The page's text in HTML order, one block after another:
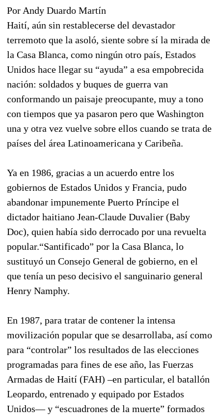
Por Andy Duardo Martín
Haití, aún sin restablecerse del devastador
terremoto que la asoló, siente sobre sí la mirada de
la Casa Blanca, como ningún otro país, Estados
Unidos hace llegar su “ayuda” a esa empobrecida
nación: soldados y buques de guerra van
conformando un paisaje preocupante, muy a tono
con tiempos que ya pasaron pero que Washington
una y otra vez vuelve sobre ellos cuando se trata de
países del área Latinoamericana y Caribeña.
Ya en 1986, gracias a un acuerdo entre los
gobiernos de Estados Unidos y Francia, pudo
abandonar impunemente Puerto Príncipe el
dictador haitiano Jean-Claude Duvalier (Baby
Doc), quien había sido derrocado por una revuelta
popular.“Santificado” por la Casa Blanca, lo
sustituyó un Consejo General de gobierno, en el
que tenía un peso decisivo el sanguinario general
Henry Namphy.
En 1987, para tratar de contener la intensa
movilización popular que se desarrollaba, así como
para “controlar” los resultados de las elecciones
programadas para fines de ese año, las Fuerzas
Armadas de Haití (FAH) –en particular, el batallón
Leopardo, entrenado y equipado por Estados
Unidos— y “escuadrones de la muerte” formados